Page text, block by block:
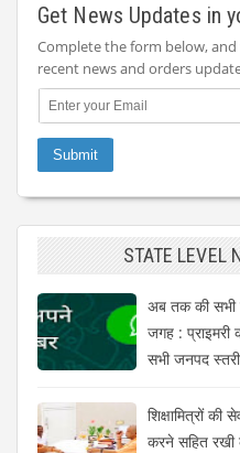
Get News Updates in
Complete the form below,
recent news and orders
STATE LEVEL
अब तक की
जगह :
सभी जनपद
शिक्षामित्रों की
करने सहित रखी